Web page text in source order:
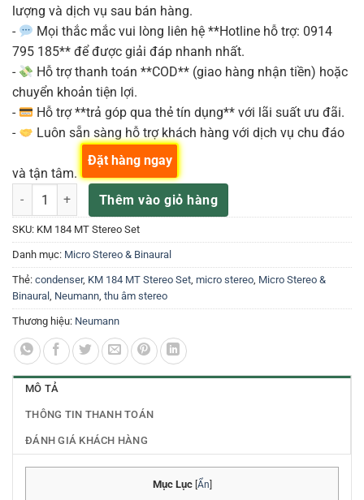
lượng và dịch vụ sau bán hàng.
-
Mọi thắc mắc vui lòng liên hệ **Hotline hỗ trợ: 0914
795 185** để được giải đáp nhanh nhất.
-
Hỗ trợ thanh toán **COD** (giao hàng nhận tiền) hoặc
chuyển khoản tiện lợi.
-
Hỗ trợ **trả góp qua thẻ tín dụng** với lãi suất ưu đãi.
-
Luôn sẵn sàng hỗ trợ khách hàng với dịch vụ chu đáo
và tận tâm.
Neumann KM 184 MT Stereo Set Micro thu âm Condenser số lượng
Thêm vào giỏ hàng
Đặt hàng ngay
SKU: KM 184 MT Stereo Set
Danh mục: Micro Stereo & Binaural
Thẻ: condenser, KM 184 MT Stereo Set, micro stereo, Micro Stereo &
Binaural , Neumann, thu âm stereo
Thương hiệu: Neumann
MÔ TẢ
THÔNG TIN THANH TOÁN
ĐÁNH GIÁ KHÁCH HÀNG
Mục Lục Ẩn